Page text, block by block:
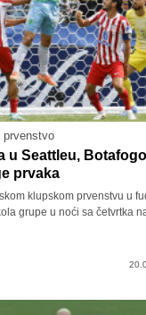
prvenstvo
u Seattleu, Botafogo
prvaka
klupskom prvenstvu u
grupe u noći sa četvrtka